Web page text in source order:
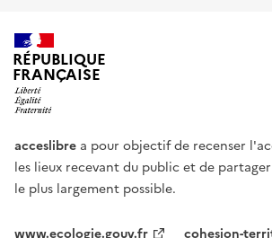
RÉPUBLIQUE
FRANÇAISE
acceslibre a pour objectif de recenser
les lieux recevant du public et de
le plus largement possible.
www.ecologie.gouv.fr
cohesion-